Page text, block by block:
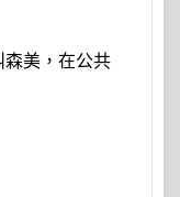
美，在公共